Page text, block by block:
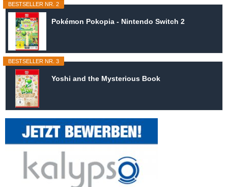
BESTSELLER NR. 2
Pokémon Pokopia - Nintendo Switch 2
BESTSELLER NR. 3
Yoshi and the Mysterious Book